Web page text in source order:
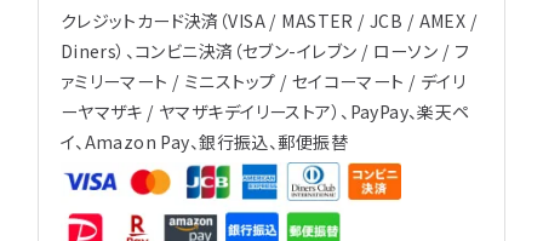
クレジットカード決済（VISA / MASTER / JCB / AMEX /
Diners）、コンビニ決済（セブン-イレブン / ローソン / フ
ァミリーマート / ミニストップ / セイコーマート / デイリ
ーヤマザキ / ヤマザキデイリーストア）、PayPay、楽天ペ
イ、Amazon Pay、銀行振込、郵便振替